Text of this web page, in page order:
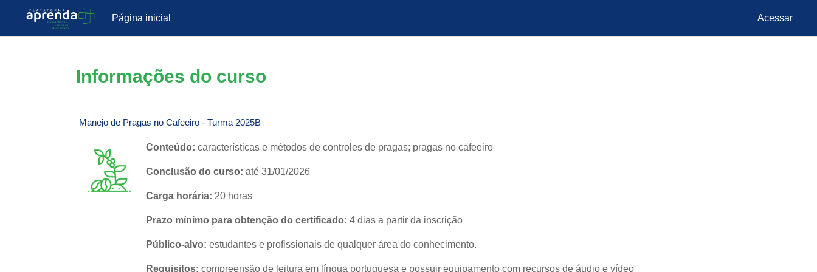
Página inicial Acessar
Informações do curso
Manejo de Pragas no Cafeeiro - Turma 2025B
Conteúdo: características e métodos de controles de pragas; pragas no cafeeiro
Conclusão do curso: até 31/01/2026
Carga horária: 20 horas
Prazo mínimo para obtenção do certificado: 4 dias a partir da inscrição
Público-alvo: estudantes e profissionais de qualquer área do conhecimento.
Requisitos: compreensão de leitura em língua portuguesa e possuir equipamento com recursos de áudio e vídeo